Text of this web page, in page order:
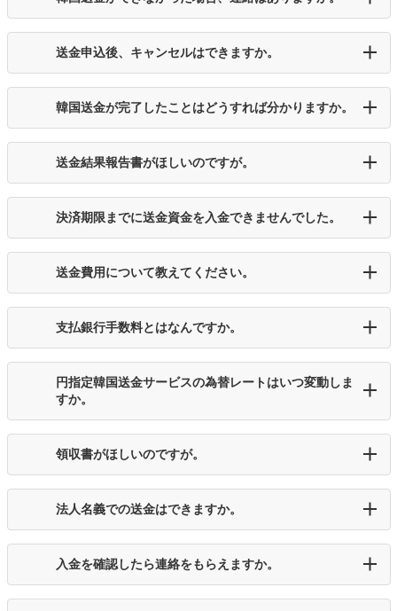
送金申込後、キャンセルはできますか。
韓国送金が完了したことはどうすれば分かりますか。
送金結果報告書がほしいのですが。
決済期限までに送金資金を入金できませんでした。
送金費用について教えてください。
支払銀行手数料とはなんですか。
円指定韓国送金サービスの為替レートはいつ変動しま
すか。
領収書がほしいのですが。
法人名義での送金はできますか。
入金を確認したら連絡をもらえますか。